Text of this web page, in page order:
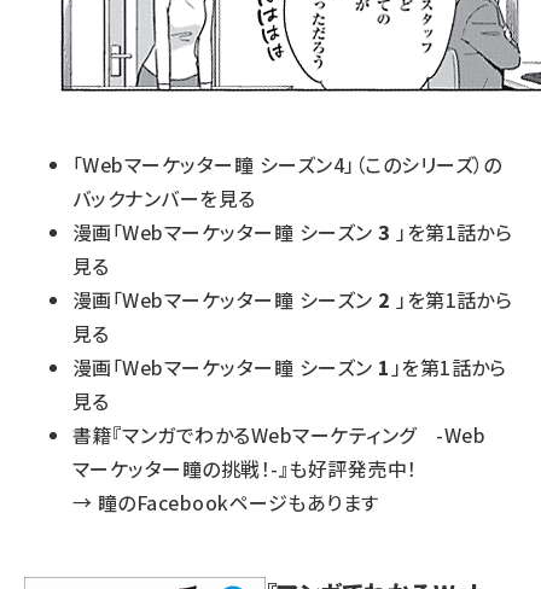
「Webマーケッター瞳 シーズン4」（このシリーズ）の
バックナンバーを見る
漫画「Webマーケッター瞳 シーズン3 」を第1話から
見る
漫画「Webマーケッター瞳 シーズン 2 」を第1話から
見る
漫画「Webマーケッター瞳 シーズン 1」を第1話から
見る
書籍『マンガでわかるWebマーケティング -Web
マーケッター瞳の挑戦！-』も好評発売中！
→ 瞳のFacebookページもあります